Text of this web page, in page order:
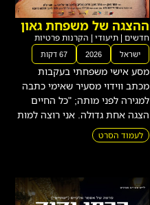
ההצגה של משפחת גאון
חדשים | תיעודי | הקרנות פרטיות
ישראל 2026 67 דקות
מסע אישי משפחתי בעקבות
מכתב ווידוי מסעיר שאימי כתבה
למגירה לפני מותה; "כל החיים
הצגה אחת גדולה. אני רוצה למות
לעמוד הסרט